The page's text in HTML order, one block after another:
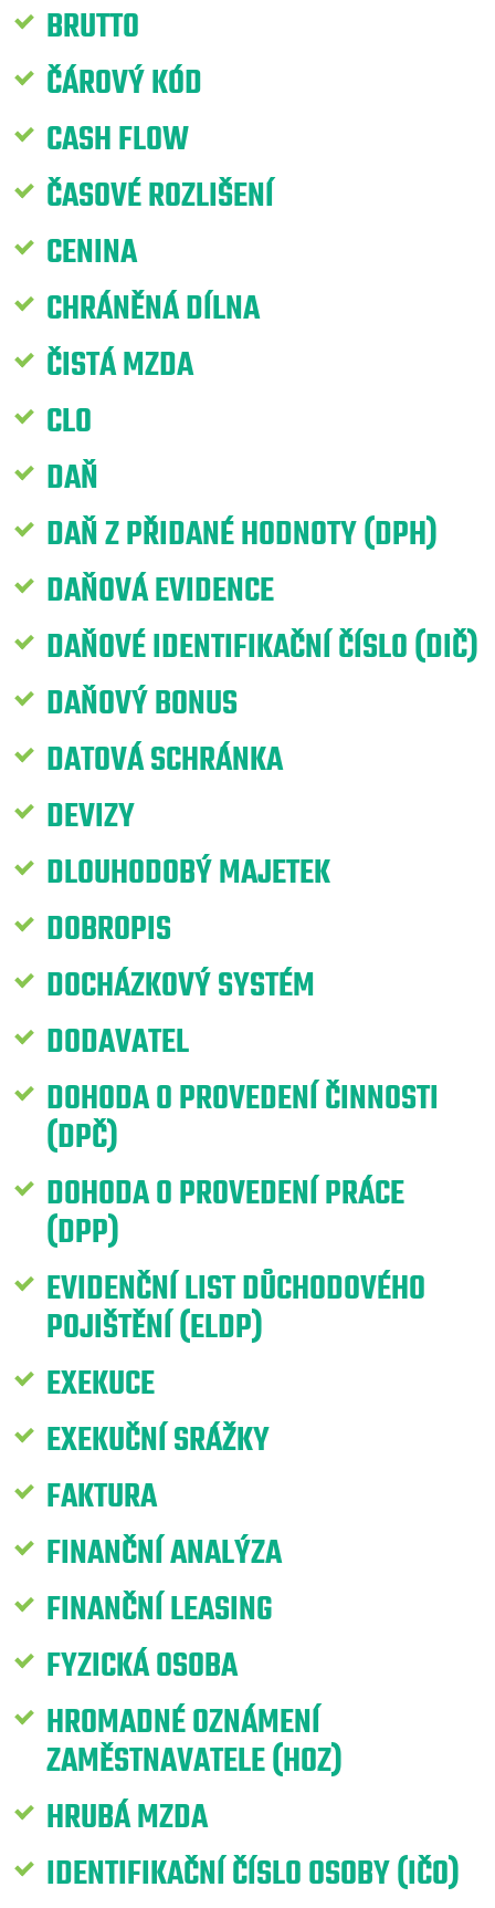
BRUTTO
ČÁROVÝ KÓD
CASH FLOW
ČASOVÉ ROZLIŠENÍ
CENINA
CHRÁNĚNÁ DÍLNA
ČISTÁ MZDA
CLO
DAŇ
DAŇ Z PŘIDANÉ HODNOTY (DPH)
DAŇOVÁ EVIDENCE
DAŇOVÉ IDENTIFIKAČNÍ ČÍSLO (DIČ)
DAŇOVÝ BONUS
DATOVÁ SCHRÁNKA
DEVIZY
DLOUHODOBÝ MAJETEK
DOBROPIS
DOCHÁZKOVÝ SYSTÉM
DODAVATEL
DOHODA O PROVEDENÍ ČINNOSTI
(DPČ)
DOHODA O PROVEDENÍ PRÁCE
(DPP)
EVIDENČNÍ LIST DŮCHODOVÉHO
POJIŠTĚNÍ (ELDP)
EXEKUCE
EXEKUČNÍ SRÁŽKY
FAKTURA
FINANČNÍ ANALÝZA
FINANČNÍ LEASING
FYZICKÁ OSOBA
HROMADNÉ OZNÁMENÍ
ZAMĚSTNAVATELE (HOZ)
HRUBÁ MZDA
IDENTIFIKAČNÍ ČÍSLO OSOBY (IČO)